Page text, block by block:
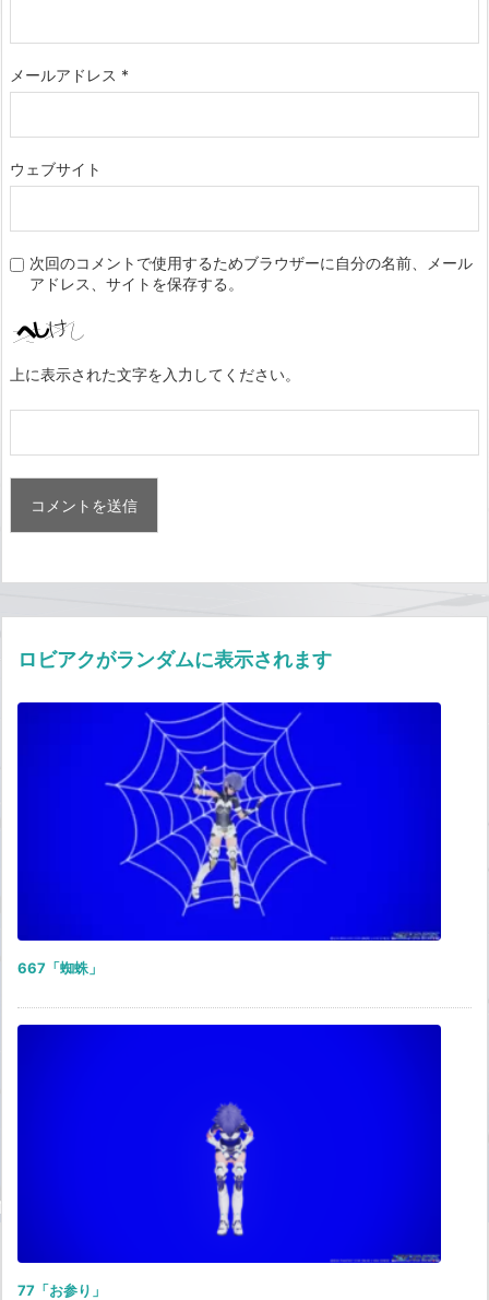
メールアドレス *
ウェブサイト
次回のコメントで使用するためブラウザーに自分の名前、メール
アドレス、サイトを保存する。
上に表示された文字を入力してください。
ロビアクがランダムに表示されます
667「蜘蛛」
77「お参り」